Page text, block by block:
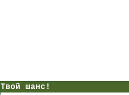
Твой шанс!